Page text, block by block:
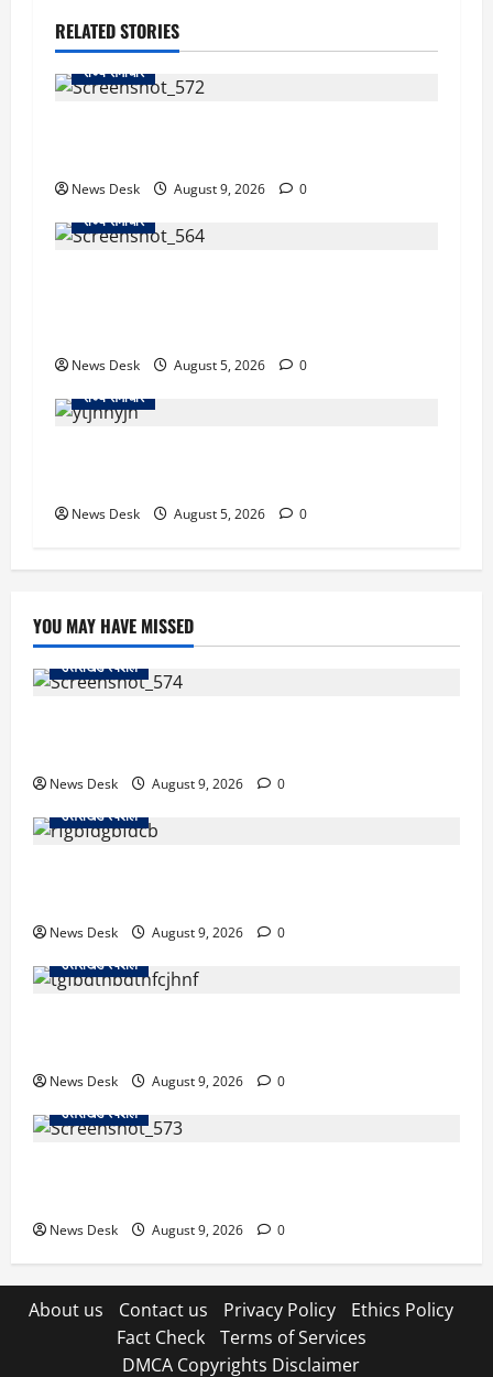
RELATED STORIES
राज्य समाचार
News Desk August 9, 2026
0
राज्य समाचार
News Desk August 5, 2026
0
राज्य समाचार
News Desk August 5, 2026 0
YOU MAY HAVE MISSED
उत्तराखंड स्पेशल
News Desk August 9, 2026
0
उत्तराखंड स्पेशल
News Desk August 9, 2026
0
उत्तराखंड स्पेशल
News Desk August 9, 2026
0
उत्तराखंड स्पेशल
News Desk August 9, 2026 0
About us Contact us Privacy Policy
Ethics Policy
Fact Check
Terms of Services
DMCA Copyrights Disclaimer